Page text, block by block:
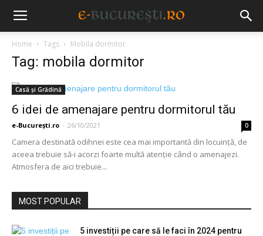
Home Tags Mobila dormitor
Tag: mobila dormitor
Casă și Grădină
6 idei de amenajare pentru dormitorul tău
e-București.ro - 26/10/2021 0
Camera destinată odihnei este cea mai importantă din locuință, de
aceea trebuie să-i acorzi foarte multă atenție când o amenajezi.
Atmosfera de aici trebuie...
MOST POPULAR
5 investiții pe care să le faci în 2024 pentru